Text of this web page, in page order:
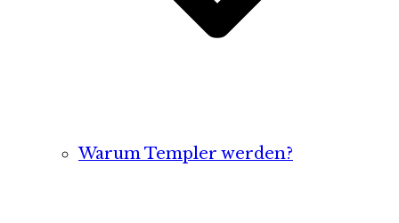
Warum Templer werden?